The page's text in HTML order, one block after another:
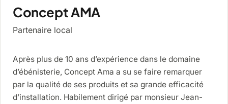
Concept AMA
Partenaire local
Après plus de 10 ans d’expérience dans le domaine
d’ébénisterie, Concept Ama a su se faire remarquer
par la qualité de ses produits et sa grande efficacité
d’installation. Habilement dirigé par monsieur Jean-